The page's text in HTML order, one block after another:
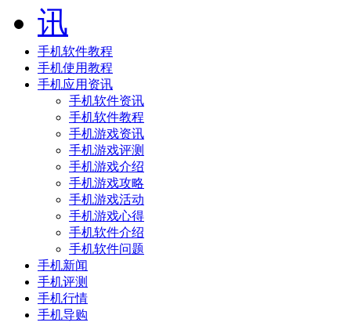
手机软件教程
手机使用教程
手机应用资讯
手机软件资讯
手机软件教程
手机游戏资讯
手机游戏评测
手机游戏介绍
手机游戏攻略
手机游戏活动
手机游戏心得
手机软件介绍
手机软件问题
手机新闻
手机评测
手机行情
手机导购